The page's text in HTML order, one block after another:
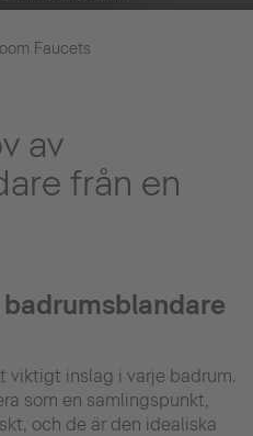
Faucets
av
från en
viktigt inslag i varje badrum.
som en samlingspunkt,
och de är den idealiska